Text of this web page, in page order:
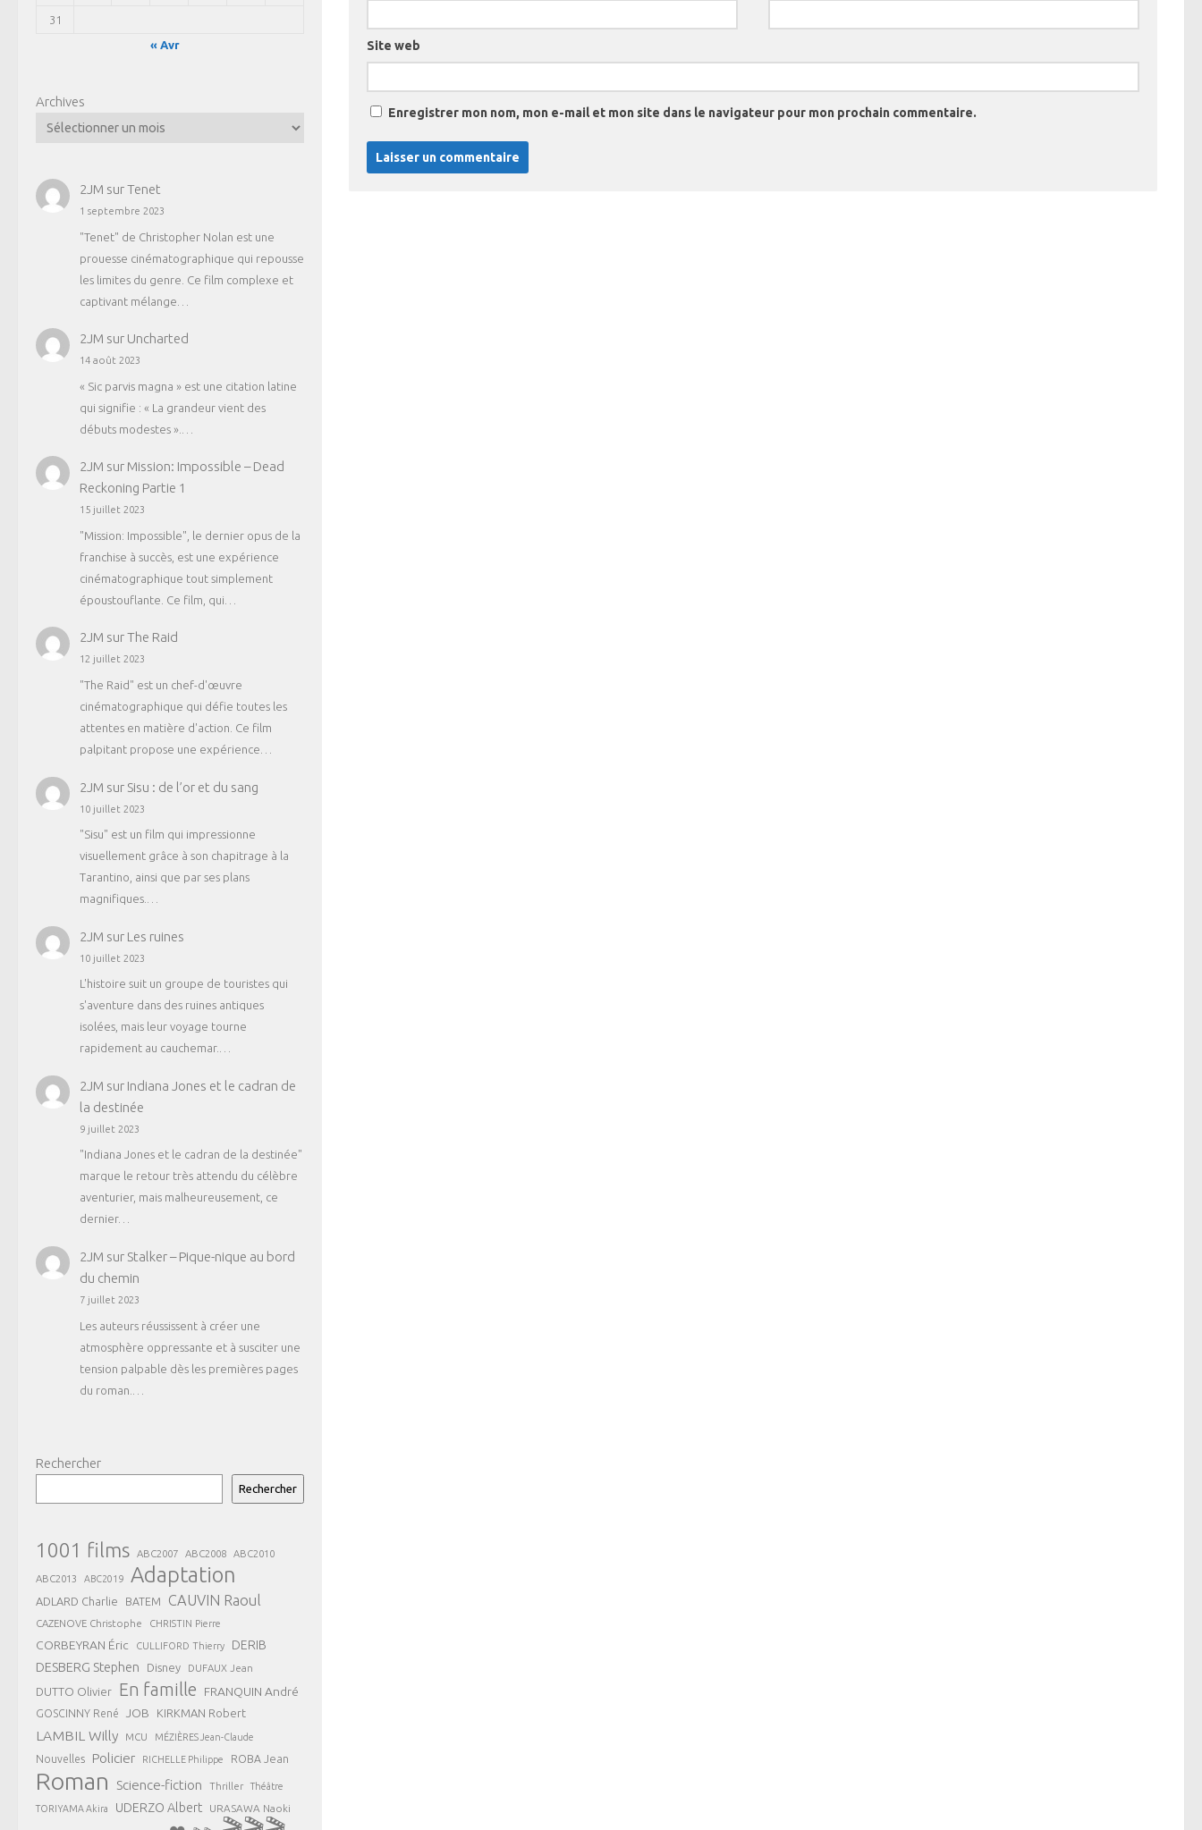
Site web
Enregistrer mon nom, mon e-mail et mon site dans le navigateur pour mon prochain commentaire.
31
« Avr
Archives
2JM surTenet
1 septembre 2023
"Tenet" de Christopher Nolan est une
prouesse cinématographique qui repousse
les limites du genre. Ce film complexe et
captivant mélange…
2JM sur Uncharted
14 août 2023
« Sic parvis magna » est une citation latine
qui signifie : « La grandeur vient des
débuts modestes ».…
2JM sur Mission: Impossible – Dead
Reckoning Partie 1
15 juillet 2023
"Mission: Impossible", le dernier opus de la
franchise à succès, est une expérience
cinématographique tout simplement
époustouflante. Ce film, qui…
2JM surThe Raid
12 juillet 2023
"The Raid" est un chef-d'œuvre
cinématographique qui défie toutes les
attentes en matière d'action. Ce film
palpitant propose une expérience…
2JM sur Sisu : de l’or et du sang
10 juillet 2023
"Sisu" est un film qui impressionne
visuellement grâce à son chapitrage à la
Tarantino, ainsi que par ses plans
magnifiques.…
2JM sur Les ruines
10 juillet 2023
L'histoire suit un groupe de touristes qui
s'aventure dans des ruines antiques
isolées, mais leur voyage tourne
rapidement au cauchemar.…
2JM sur Indiana Jones et le cadran de
la destinée
9 juillet 2023
"Indiana Jones et le cadran de la destinée"
marque le retour très attendu du célèbre
aventurier, mais malheureusement, ce
dernier…
2JM sur Stalker – Pique-nique au bord
du chemin
7 juillet 2023
Les auteurs réussissent à créer une
atmosphère oppressante et à susciter une
tension palpable dès les premières pages
du roman.…
Rechercher
Rechercher
1001 films ABC2007 ABC2008 ABC2010
ABC2013 ABC2019 Adaptation
ADLARD Charlie BATEM CAUVIN Raoul
CAZENOVE Christophe CHRISTIN Pierre
CORBEYRAN Éric CULLIFORD Thierry DERIB
DESBERG Stephen Disney DUFAUX Jean
DUTTO Olivier En famille FRANQUIN André
GOSCINNY René JOB KIRKMAN Robert
LAMBIL Willy MCU MÉZIÈRES Jean-Claude
Nouvelles Policier RICHELLE Philippe ROBA Jean
Roman Science-fiction Thriller Théâtre
TORIYAMA Akira UDERZO Albert URASAWA Naoki